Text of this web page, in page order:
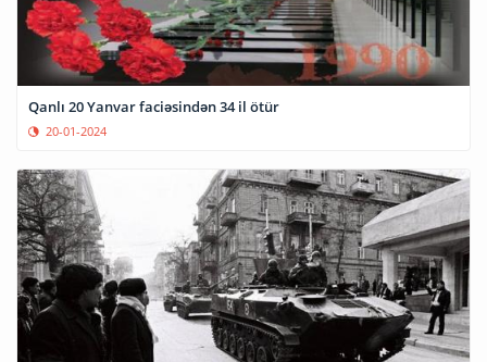
Qanlı 20 Yanvar faciəsindən 34 il ötür
20-01-2024